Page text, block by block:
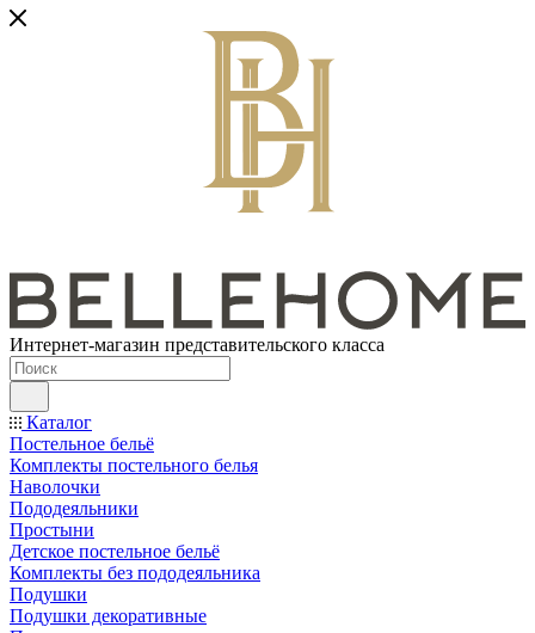
Интернет-магазин представительского класса
Каталог
Постельное бельё
Комплекты постельного белья
Наволочки
Пододеяльники
Простыни
Детское постельное бельё
Комплекты без пододеяльника
Подушки
Подушки декоративные